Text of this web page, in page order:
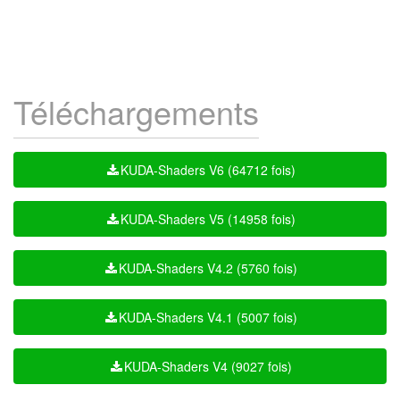
Téléchargements
KUDA-Shaders V6 (64712 fois)
KUDA-Shaders V5 (14958 fois)
KUDA-Shaders V4.2 (5760 fois)
KUDA-Shaders V4.1 (5007 fois)
KUDA-Shaders V4 (9027 fois)